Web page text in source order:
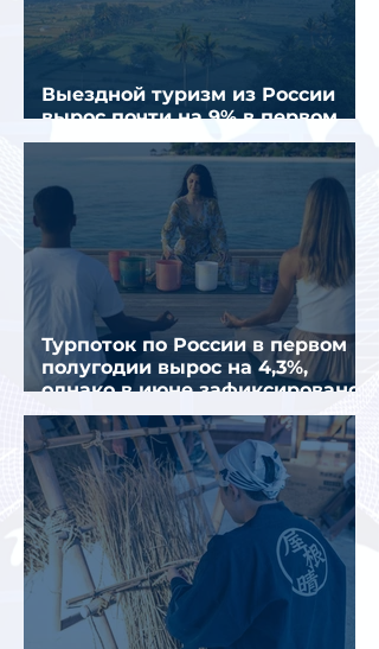
Выездной туризм из России
вырос почти на 9% в первом
полугодии 2026 года
Турпоток по России в первом
полугодии вырос на 4,3%,
однако в июне зафиксировано
снижение